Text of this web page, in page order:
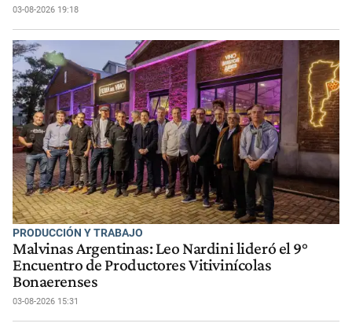
03-08-2026 19:18
PRODUCCIÓN Y TRABAJO
Malvinas Argentinas: Leo Nardini lideró el 9°
Encuentro de Productores Vitivinícolas
Bonaerenses
03-08-2026 15:31